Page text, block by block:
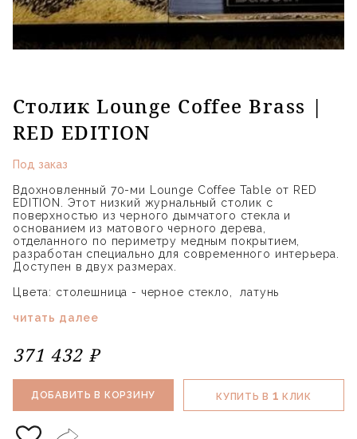
Столик Lounge Coffee Brass |
RED EDITION
Под заказ
Вдохновленный 70-ми Lounge Coffee Table от RED
EDITION. Этот низкий журнальный столик с
поверхностью из черного дымчатого стекла и
основанием из матового черного дерева,
отделанного по периметру медным покрытием,
разработан специально для современного интерьера.
Доступен в двух размерах.
Цвета: столешница - черное стекло, латунь
читать далее
371 432 ₽
ДОБАВИТЬ В КОРЗИНУ КУПИТЬ В 1 КЛИК